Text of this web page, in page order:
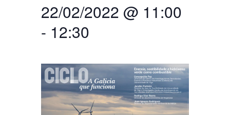
ES Search
Search
for:
SEARCH
TwitterInstagramYoutubeLinkedin
22/02/2022 @ 11:00
- 12:30